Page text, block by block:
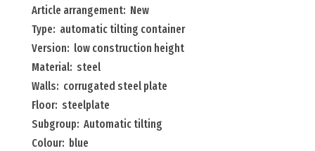
automatic
tilting
container
low
construction
height
Menge
Article arrangement: New
Type: automatic tilting container
Version: low construction height
Material: steel
Walls: corrugated steel plate
Floor: steelplate
Subgroup: Automatic tilting
Colour: blue